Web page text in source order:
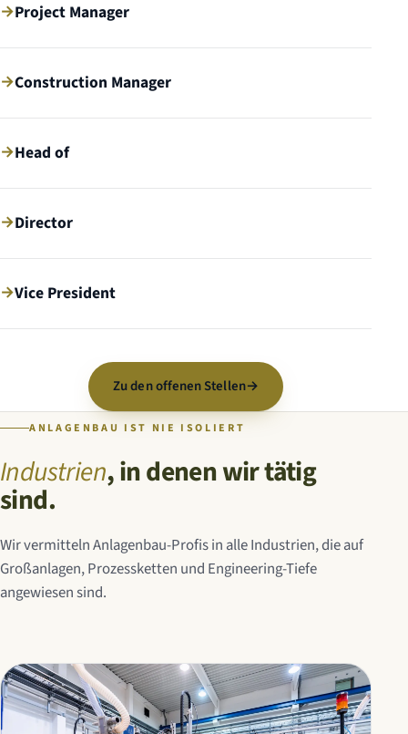
→Project Manager
→Construction Manager
→Head of
→Director
→Vice President
Zu den offenen Stellen→
ANLAGENBAU IST NIE ISOLIERT
Industrien, in denen wir tätig
sind.
Wir vermitteln Anlagenbau-Profis in alle Industrien, die auf
Großanlagen, Prozessketten und Engineering-Tiefe
angewiesen sind.